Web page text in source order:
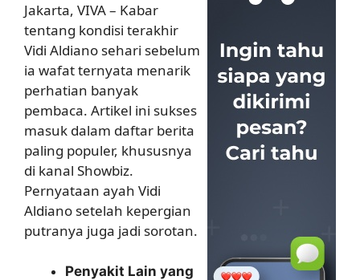
Jakarta, VIVA – Kabar
tentang kondisi terakhir
Vidi Aldiano sehari sebelum
ia wafat ternyata menarik
perhatian banyak
pembaca. Artikel ini sukses
masuk dalam daftar berita
paling populer, khususnya
di kanal Showbiz.
Pernyataan ayah Vidi
Aldiano setelah kepergian
putranya juga jadi sorotan.
Penyakit Lain yang